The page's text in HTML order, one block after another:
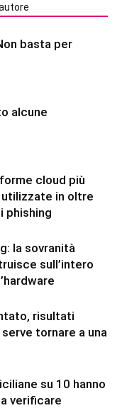
basta per
alcune
cloud più
in oltre
phishing
la sovranità
sull’intero
risultati
tornare a una
su 10 hanno
verificare